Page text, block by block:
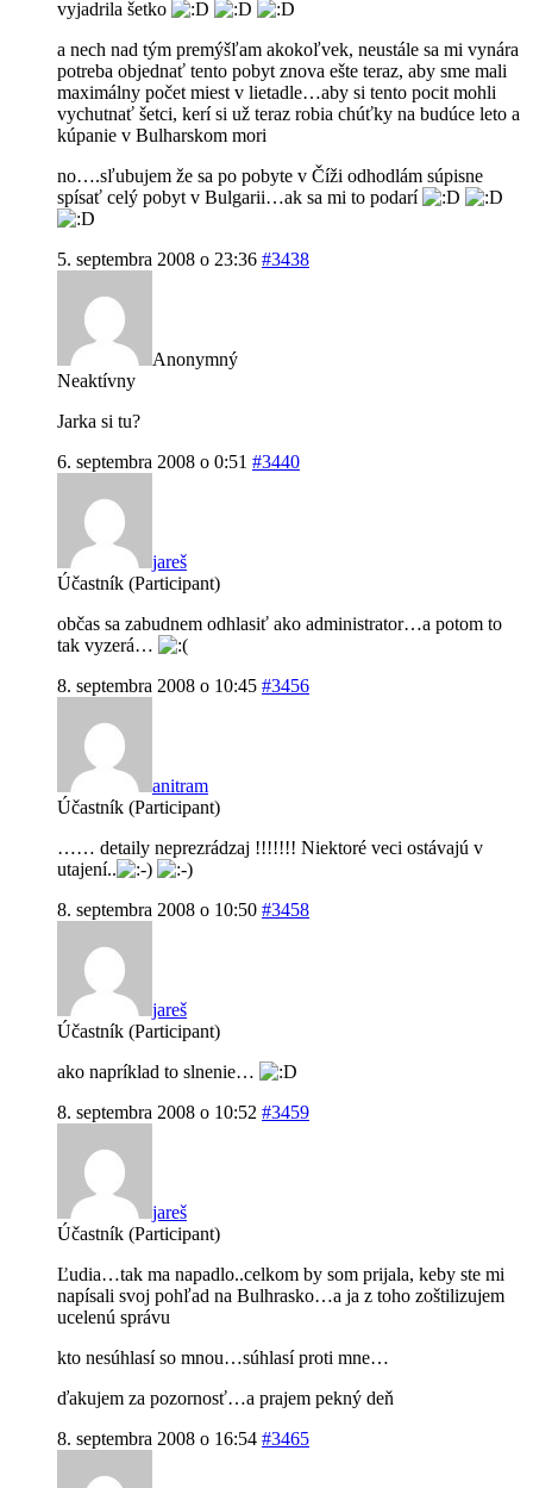
vyjadrila šetko
a nech nad tým premýšľam akokoľvek, neustále sa mi vynára
potreba objednať tento pobyt znova ešte teraz, aby sme mali
maximálny počet miest v lietadle…aby si tento pocit mohli
vychutnať šetci, kerí si už teraz robia chúťky na budúce leto a
kúpanie v Bulharskom mori
no….sľubujem že sa po pobyte v Číži odhodlám súpisne
spísať celý pobyt v Bulgarii…ak sa mi to podarí
5. septembra 2008 o 23:36 #3438
Anonymný
Neaktívny
Jarka si tu?
6. septembra 2008 o 0:51 #3440
jareš
Účastník (Participant)
občas sa zabudnem odhlasiť ako administrator…a potom to
tak vyzerá…
8. septembra 2008 o 10:45 #3456
anitram
Účastník (Participant)
…… detaily neprezrádzaj !!!!!!! Niektoré veci ostávajú v
utajení..
8. septembra 2008 o 10:50 #3458
jareš
Účastník (Participant)
ako napríklad to slnenie…
8. septembra 2008 o 10:52 #3459
jareš
Účastník (Participant)
Ľudia…tak ma napadlo..celkom by som prijala, keby ste mi
napísali svoj pohľad na Bulhrasko…a ja z toho zoštilizujem
ucelenú správu
kto nesúhlasí so mnou…súhlasí proti mne…
ďakujem za pozornosť…a prajem pekný deň
8. septembra 2008 o 16:54 #3465